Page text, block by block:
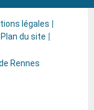
légales
Plan du site
Rennes